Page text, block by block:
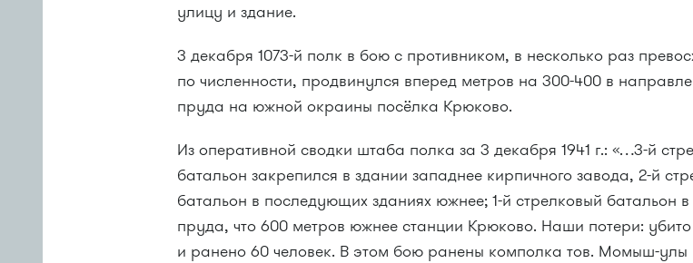
улицу и здание.
3 декабря 1073-й полк в бою с противником, в несколько раз
по численности, продвинулся вперед метров на 300-400 в
пруда на южной окраины посёлка Крюково.
Из оперативной сводки штаба полка за 3 декабря 1941 г.: «…3-й
батальон закрепился в здании западнее кирпичного завода, 2-й
батальон в последующих зданиях южнее; 1-й стрелковый батальон
пруда, что 600 метров южнее станции Крюково. Наши потери:
и ранено 60 человек. В этом бою ранены комполка тов. Момыш-улы